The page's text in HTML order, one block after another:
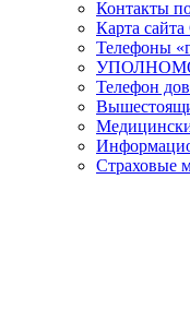
Контакты
Карта
Телефоны
Телефон
Страховые